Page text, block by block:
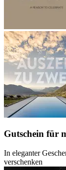
Gutschein für
In eleganter
verschenken